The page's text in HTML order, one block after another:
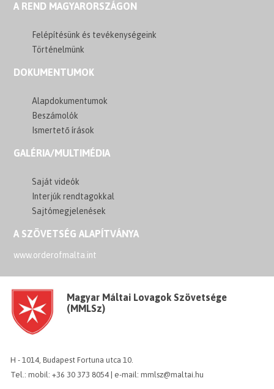
A REND MAGYARORSZÁGON
Felépítésünk és tevékenységeink
Történelmünk
DOKUMENTUMOK
Alapdokumentumok
Beszámolók
Ismertető írások
GALÉRIA/MULTIMÉDIA
Saját videók
Interjúk rendtagokkal
Sajtómegjelenések
A SZÖVETSÉG ALAPÍTVÁNYA
www.orderofmalta.int
Magyar Máltai Lovagok Szövetsége
(MMLSz)
H - 1014, Budapest Fortuna utca 10.
Tel.: mobil: +36 30 373 8054 | e-mail: mmlsz@maltai.hu